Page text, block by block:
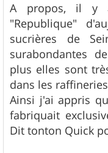
A propos, il y
"Republique"
sucrières de
surabondantes
plus elles sont
dans les
Ainsi j'ai appris
fabriquait
Dit tonton Quick